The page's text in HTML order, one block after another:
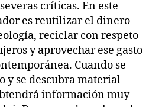
críticas. En este
es reutilizar el dinero
reciclar con respeto
y aprovechar ese gasto
Cuando se
y se descubra material
información muy